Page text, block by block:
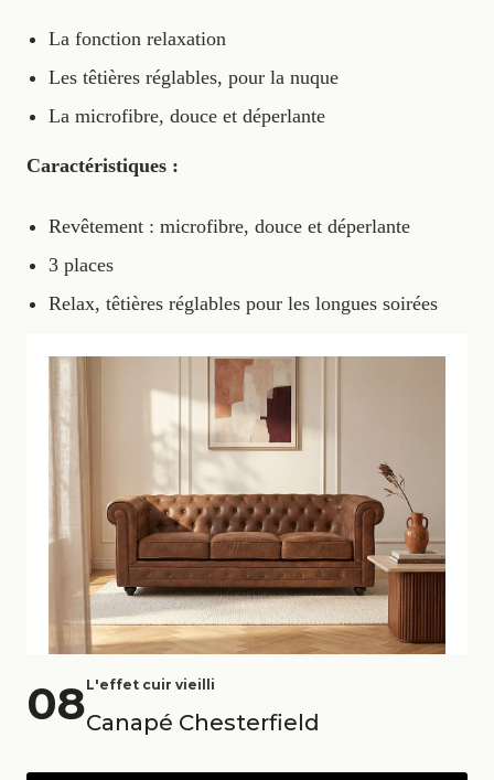
La fonction relaxation
Les têtières réglables, pour la nuque
La microfibre, douce et déperlante
Caractéristiques :
Revêtement : microfibre, douce et déperlante
3 places
Relax, têtières réglables pour les longues soirées
08L'effet cuir vieilli
Canapé Chesterfield